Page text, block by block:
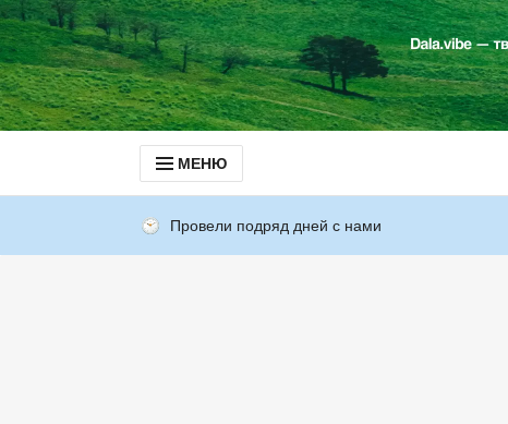
МЕНЮ
Провели подряд дней с нами